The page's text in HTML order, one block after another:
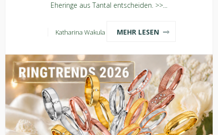
Eheringe aus Tantal entscheiden. >>...
Katharina Wakula MEHR LESEN